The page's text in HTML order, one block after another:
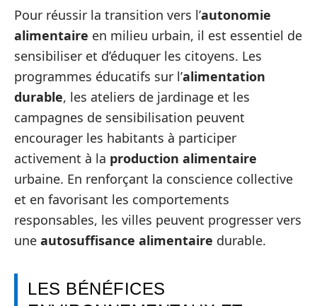
Pour réussir la transition vers l’autonomie
alimentaire en milieu urbain, il est essentiel de
sensibiliser et d’éduquer les citoyens. Les
programmes éducatifs sur l’alimentation
durable, les ateliers de jardinage et les
campagnes de sensibilisation peuvent
encourager les habitants à participer
activement à la production alimentaire
urbaine. En renforçant la conscience collective
et en favorisant les comportements
responsables, les villes peuvent progresser vers
une autosuffisance alimentaire durable.
LES BÉNÉFICES